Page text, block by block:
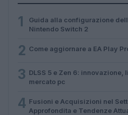
1
Guida alla configurazione
Nintendo Switch 2
2 Come aggiornare a EA Play
3 DLSS 5 e Zen 6:
mercato pc
4 Fusioni e Acquisizioni nel
Approfondita e Tendenze